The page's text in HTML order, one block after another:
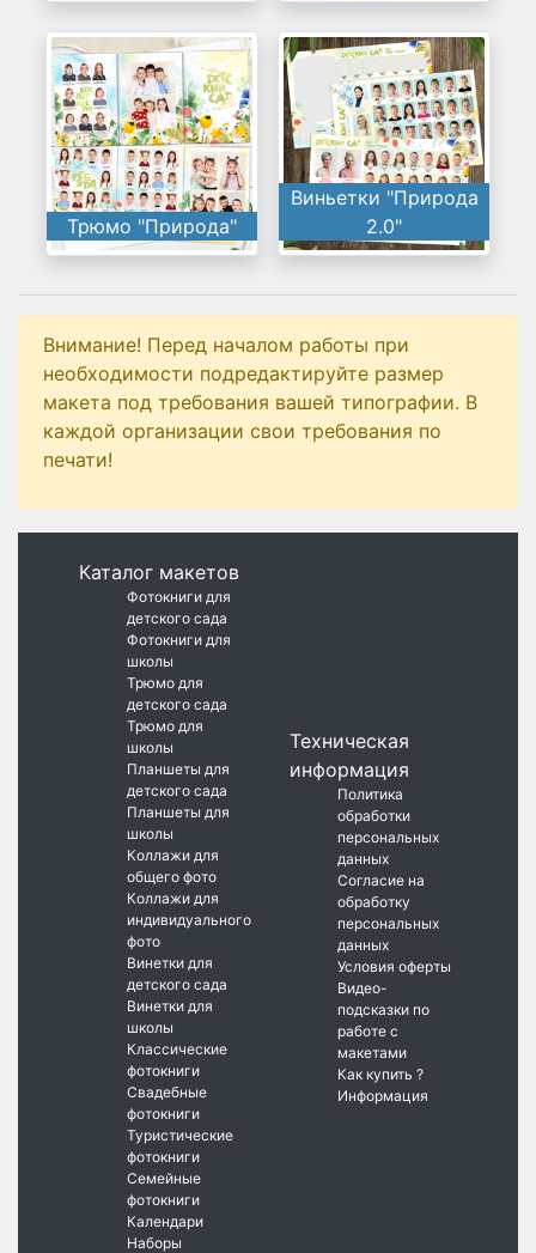
Трюмо "Природа"
Виньетки "Природа
2.0"
Внимание! Перед началом работы при
необходимости подредактируйте размер
макета под требования вашей типографии. В
каждой организации свои требования по
печати!
Каталог макетов
Фотокниги для
детского сада
Фотокниги для
школы
Трюмо для
детского сада
Трюмо для
школы
Планшеты для
детского сада
Планшеты для
школы
Коллажи для
общего фото
Коллажи для
индивидуального
фото
Винетки для
детского сада
Винетки для
школы
Классические
фотокниги
Свадебные
фотокниги
Туристические
фотокниги
Семейные
фотокниги
Календари
Наборы
Техническая
информация
Политика
обработки
персональных
данных
Согласие на
обработку
персональных
данных
Условия оферты
Видео-
подсказки по
работе с
макетами
Как купить ?
Информация